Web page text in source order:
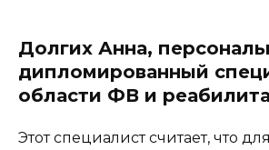
Долгих Анна,
дипломированный
области ФВ и
Этот специалист считает, что